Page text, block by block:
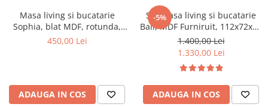
Portmantouri
Pantofare
Suport pentru umerase
Etajere
Masa living si bucatarie
Sophia, blat MDF, rotunda,
structura lemn masiv, 4
450,00 Lei
ADAUGA IN COS
-5%
Set masa living si bucatarie
Bali, MDF Furniruit, 112x72x74
cm si 4 scaune Vienna, lemn
masiv, tapiterie stofa, 100 kg,
nuc
1.400,00 Lei
1.330,00 Lei
ADAUGA IN COS